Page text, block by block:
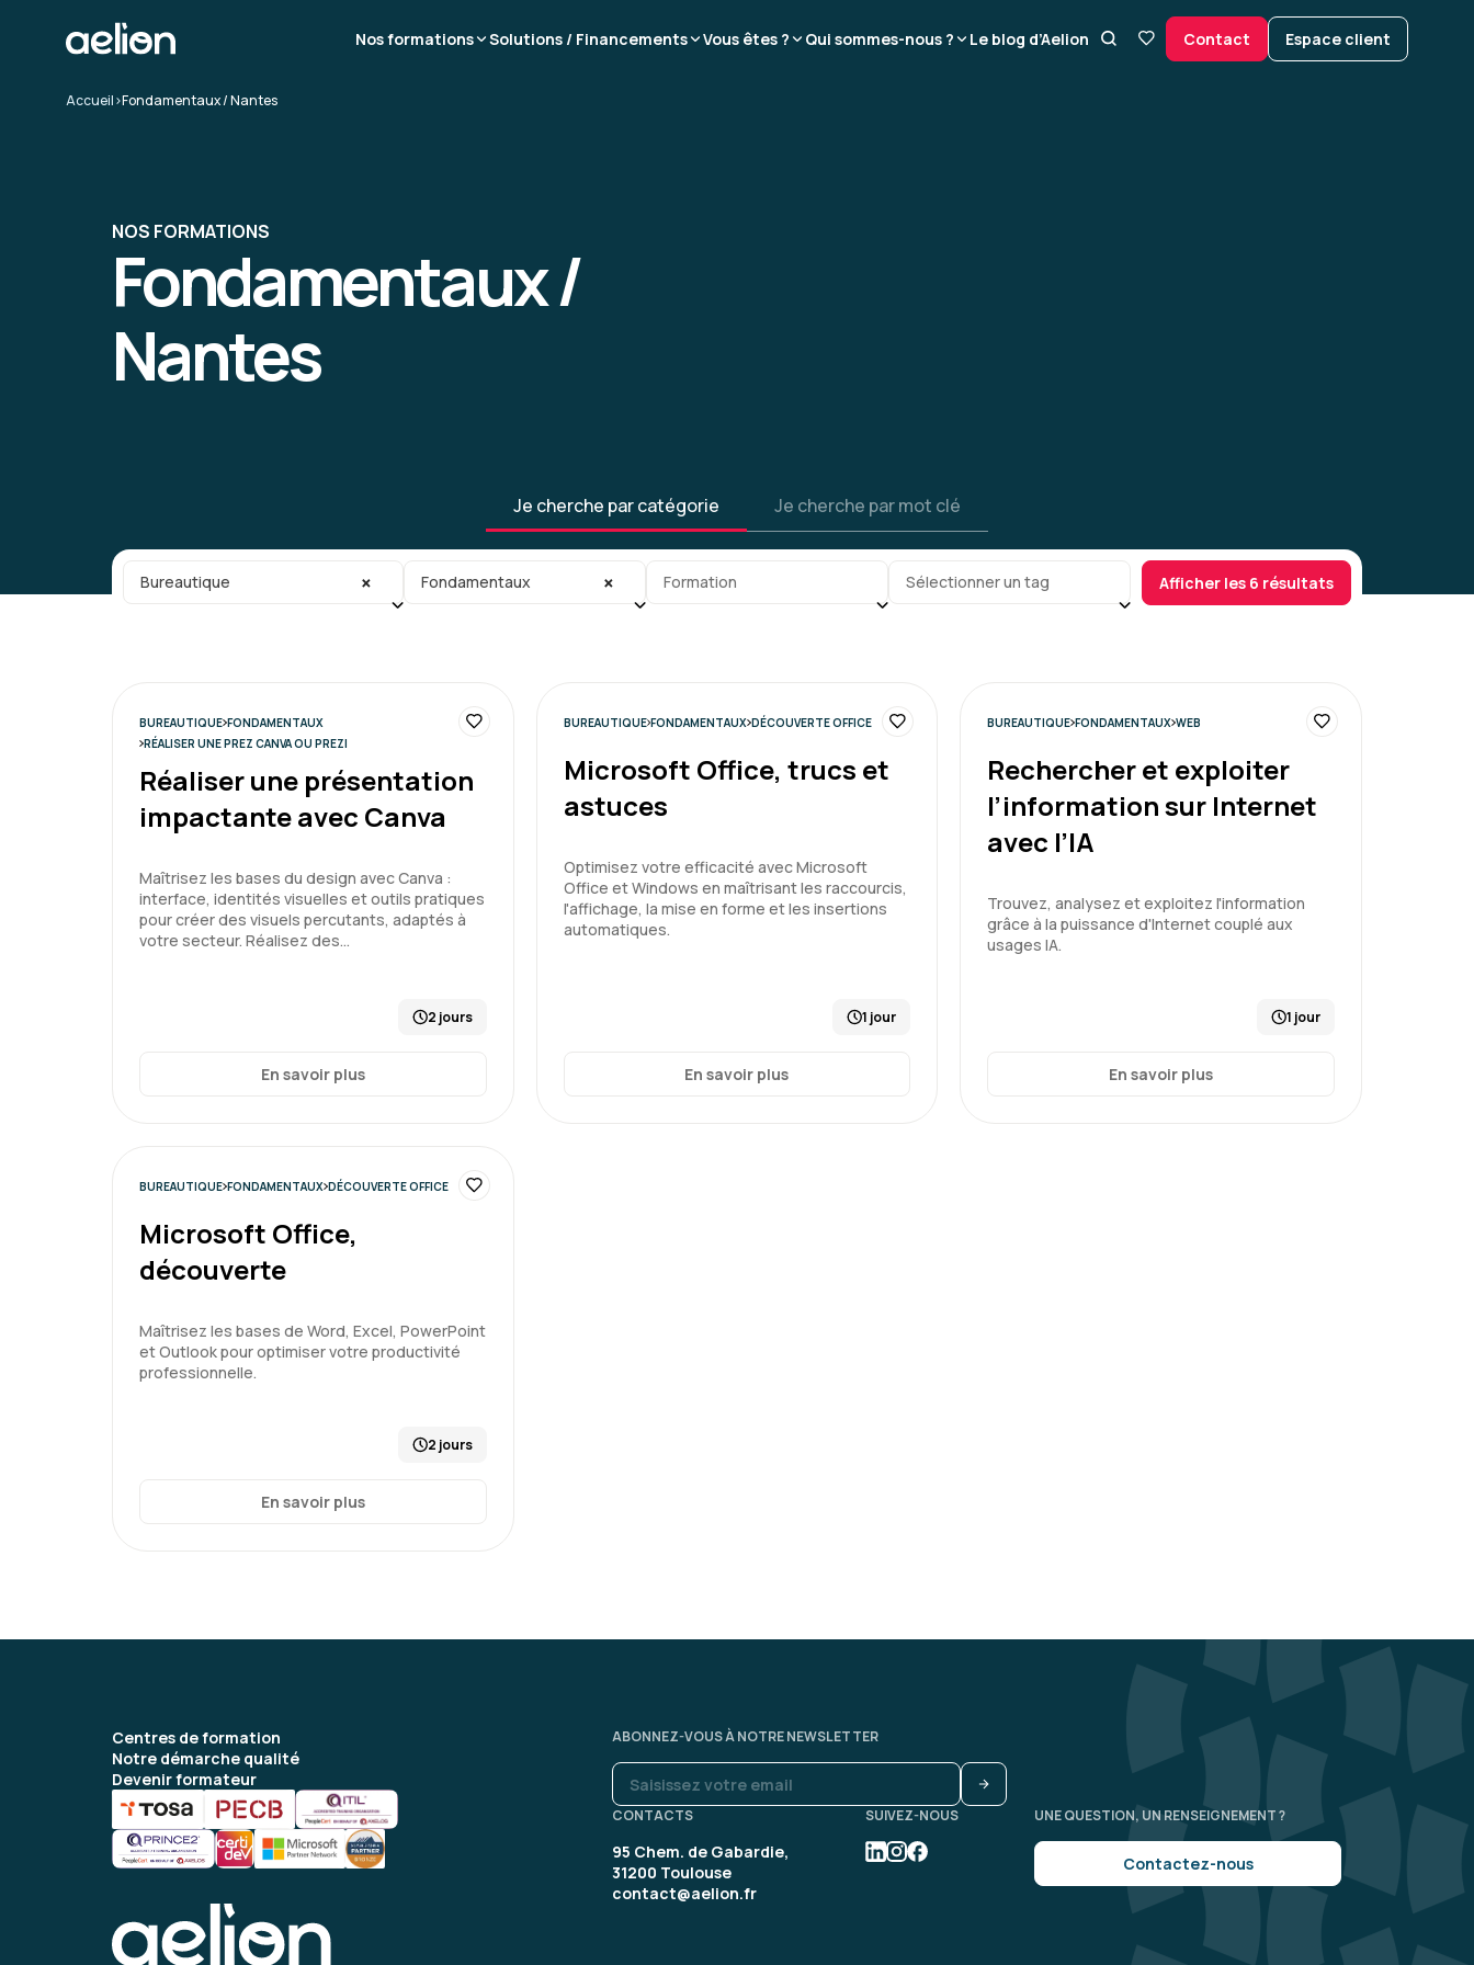
Nos formations Solutions / Financements Vous êtes ? Qui sommes-nous ? Le blog d’Aelion Contact Espace client
Accueil>Fondamentaux / Nantes
NOS FORMATIONS
Fondamentaux /
Nantes
Je cherche par catégorie Je cherche par mot clé
Catégorie principale ×
Bureautique Sous-catégorie ×
Fondamentaux Sous-sous-catégorie
Formation TagSélectionner un tag Afficher les 6 résultats
BUREAUTIQUE FONDAMENTAUX
RÉALISER UNE PREZ CANVA OU PREZI
Réaliser une présentation
impactante avec Canva
Maîtrisez les bases du design avec Canva :
interface, identités visuelles et outils pratiques
pour créer des visuels percutants, adaptés à
votre secteur. Réalisez des…
2 jours
En savoir plus
BUREAUTIQUE FONDAMENTAUX DÉCOUVERTE OFFICE
Microsoft Office, trucs et
astuces
Optimisez votre efficacité avec Microsoft
Office et Windows en maîtrisant les raccourcis,
l'affichage, la mise en forme et les insertions
automatiques.
1 jour
En savoir plus
BUREAUTIQUE FONDAMENTAUX WEB
Rechercher et exploiter
l’information sur Internet
avec l’IA
Trouvez, analysez et exploitez l'information
grâce à la puissance d'Internet couplé aux
usages IA.
1 jour
En savoir plus
BUREAUTIQUE FONDAMENTAUX DÉCOUVERTE OFFICE
Microsoft Office,
découverte
Maîtrisez les bases de Word, Excel, PowerPoint
et Outlook pour optimiser votre productivité
professionnelle.
2 jours
En savoir plus
Centres de formation
Notre démarche qualité
Devenir formateur
ABONNEZ-VOUS À NOTRE NEWSLETTER
CONTACTS
95 Chem. de Gabardie,
31200 Toulouse
contact@aelion.fr
SUIVEZ-NOUS UNE QUESTION, UN RENSEIGNEMENT ?
Contactez-nous